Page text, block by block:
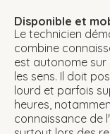
Disponible et
Le technicien
combine
est autonome
les sens. Il doit
lourd et parfois
heures,
connaissance de